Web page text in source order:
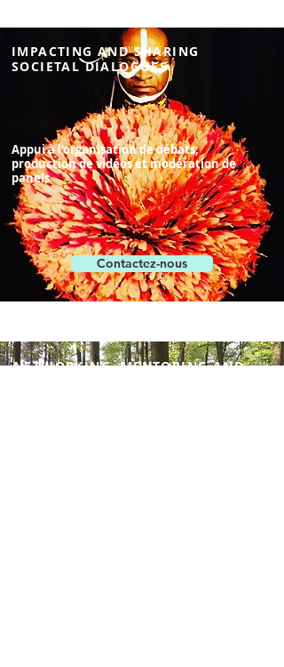
IMPACTING AND SHARING
SOCIETAL DIALOGUES
Appui à l’organisation de débats,
production de vidéos et modération de
panels
Contactez-nous
NETWORKING, MENTORING AND